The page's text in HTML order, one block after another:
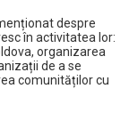
despre
în activitatea lor:
organizarea
de a se
comunităților cu